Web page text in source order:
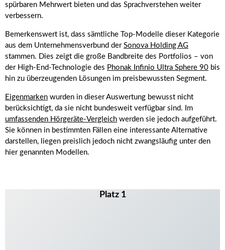
spürbaren Mehrwert bieten und das Sprachverstehen weiter
verbessern.
Bemerkenswert ist, dass sämtliche Top-Modelle dieser Kategorie
aus dem Unternehmensverbund der Sonova Holding AG
stammen. Dies zeigt die große Bandbreite des Portfolios – von
der High-End-Technologie des Phonak Infinio Ultra Sphere 90 bis
hin zu überzeugenden Lösungen im preisbewussten Segment.
Eigenmarken wurden in dieser Auswertung bewusst nicht
berücksichtigt, da sie nicht bundesweit verfügbar sind. Im
umfassenden Hörgeräte-Vergleich werden sie jedoch aufgeführt.
Sie können in bestimmten Fällen eine interessante Alternative
darstellen, liegen preislich jedoch nicht zwangsläufig unter den
hier genannten Modellen.
Platz 1